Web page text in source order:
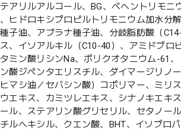
アリルアルコール、BG、ベヘントリモ
ヒドロキシプロピルトリモニウム加水分
子油、アブラナ種子油、分岐脂肪酸（
、イソアルキル（C10-40）、アミドプ
ミン酸リシンNa、ポリクオタニウム-61
酸ジペンタエリスチル、ダイマージリノ
ヒマシ油／セバシン酸）コポリマー、ミ
エキス、カミツレエキス、シナノキエキ
ル、ステアリン酸グリセリル、セタノー
ルヘキシル、クエン酸、BHT、イソプロ